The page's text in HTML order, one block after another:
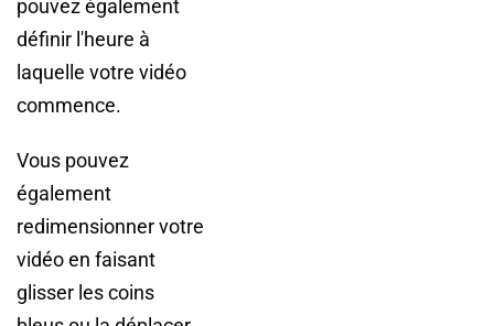
pouvez également
définir l'heure à
laquelle votre vidéo
commence.
Vous pouvez
également
redimensionner votre
vidéo en faisant
glisser les coins